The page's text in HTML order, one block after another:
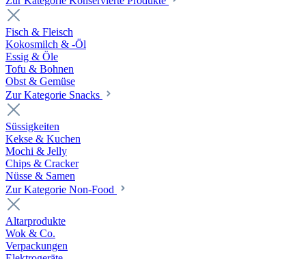
Fisch & Fleisch
Kokosmilch & -Öl
Essig & Öle
Tofu & Bohnen
Obst & Gemüse
Zur Kategorie Snacks
Süssigkeiten
Kekse & Kuchen
Mochi & Jelly
Chips & Cracker
Nüsse & Samen
Zur Kategorie Non-Food
Altarprodukte
Wok & Co.
Verpackungen